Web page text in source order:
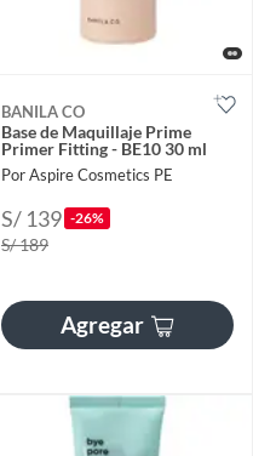
BANILA CO
Base de Maquillaje Prime
Primer Fitting - BE10 30 ml
Por Aspire Cosmetics PE
S/ 139 -26%
S/ 189
Agregar